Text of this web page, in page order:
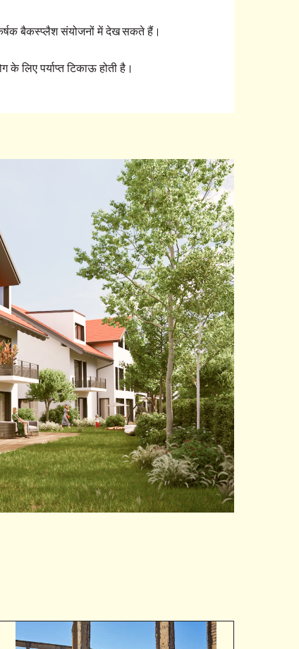
बैकस्प्लैश संयोजनों में देख सकते हैं।
लिए पर्याप्त टिकाऊ होती है।